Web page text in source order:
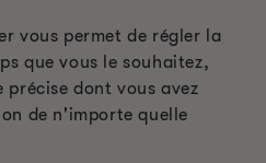
vous permet de régler la
que vous le souhaitez,
dont vous avez
de n'importe quelle